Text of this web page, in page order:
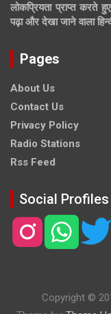
लोकप्रियता प्राप्त करते
पढ़ा और देखा जाने वाला
Pages
About Us
Contact Us
Privacy Policy
Radio Stations
Rss Feed
Social Profiles
Copyright ©